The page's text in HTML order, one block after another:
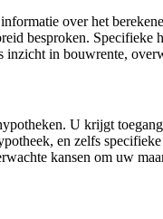
over het
besproken.
in bouwrente,
U krijgt
en zelfs
kansen om uw